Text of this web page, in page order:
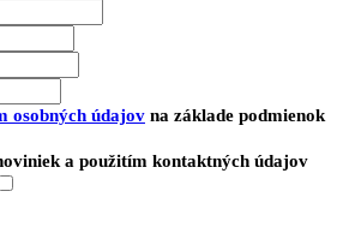
osobných údajov na základe podmienok
a použitím kontaktných údajov